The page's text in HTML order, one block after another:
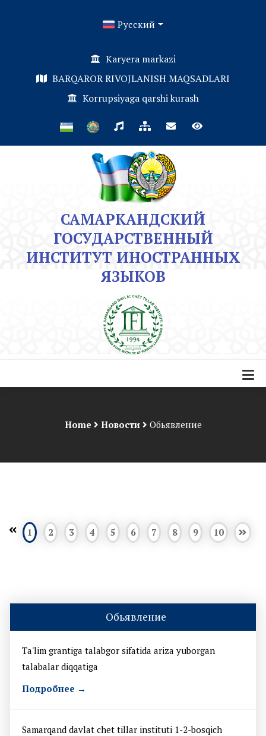
Русский
Karyera markazi
BARQAROR RIVOJLANISH MAQSADLARI
Korrupsiyaga qarshi kurash
САМАРКАНДСКИЙ
ГОСУДАРСТВЕННЫЙ
ИНСТИТУТ ИНОСТРАННЫХ
ЯЗЫКОВ
Home Новости Обьявление
1 2 3 4 5 6 7 8 9 10
Обьявление
Ta'lim grantiga talabgor sifatida ariza yuborgan
talabalar diqqatiga
Подробнее →
Samarqand davlat chet tillar instituti 1-2-bosqich